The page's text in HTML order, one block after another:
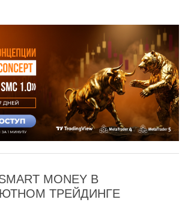
MONEY В
ТРЕЙДИНГЕ